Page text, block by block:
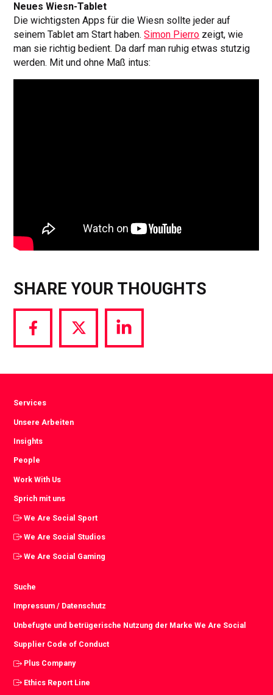
Neues Wiesn-Tablet
Die wichtigsten Apps für die Wiesn sollte jeder auf
seinem Tablet am Start haben.Simon Pierro zeigt, wie
man sie richtig bedient. Da darf man ruhig etwas stutzig
werden. Mit und ohne Maß intus:
SHARE YOUR THOUGHTS
Share
via
Share
via
Share
via
Services
Unsere Arbeiten
Insights
People
Work With Us
Sprich mit uns
We Are Social Sport
We Are Social Studios
We Are Social Gaming
Suche
Impressum / Datenschutz
Unbefugte und betrügerische Nutzung der Marke We Are Social
Supplier Code of Conduct
Plus Company
Ethics Report Line